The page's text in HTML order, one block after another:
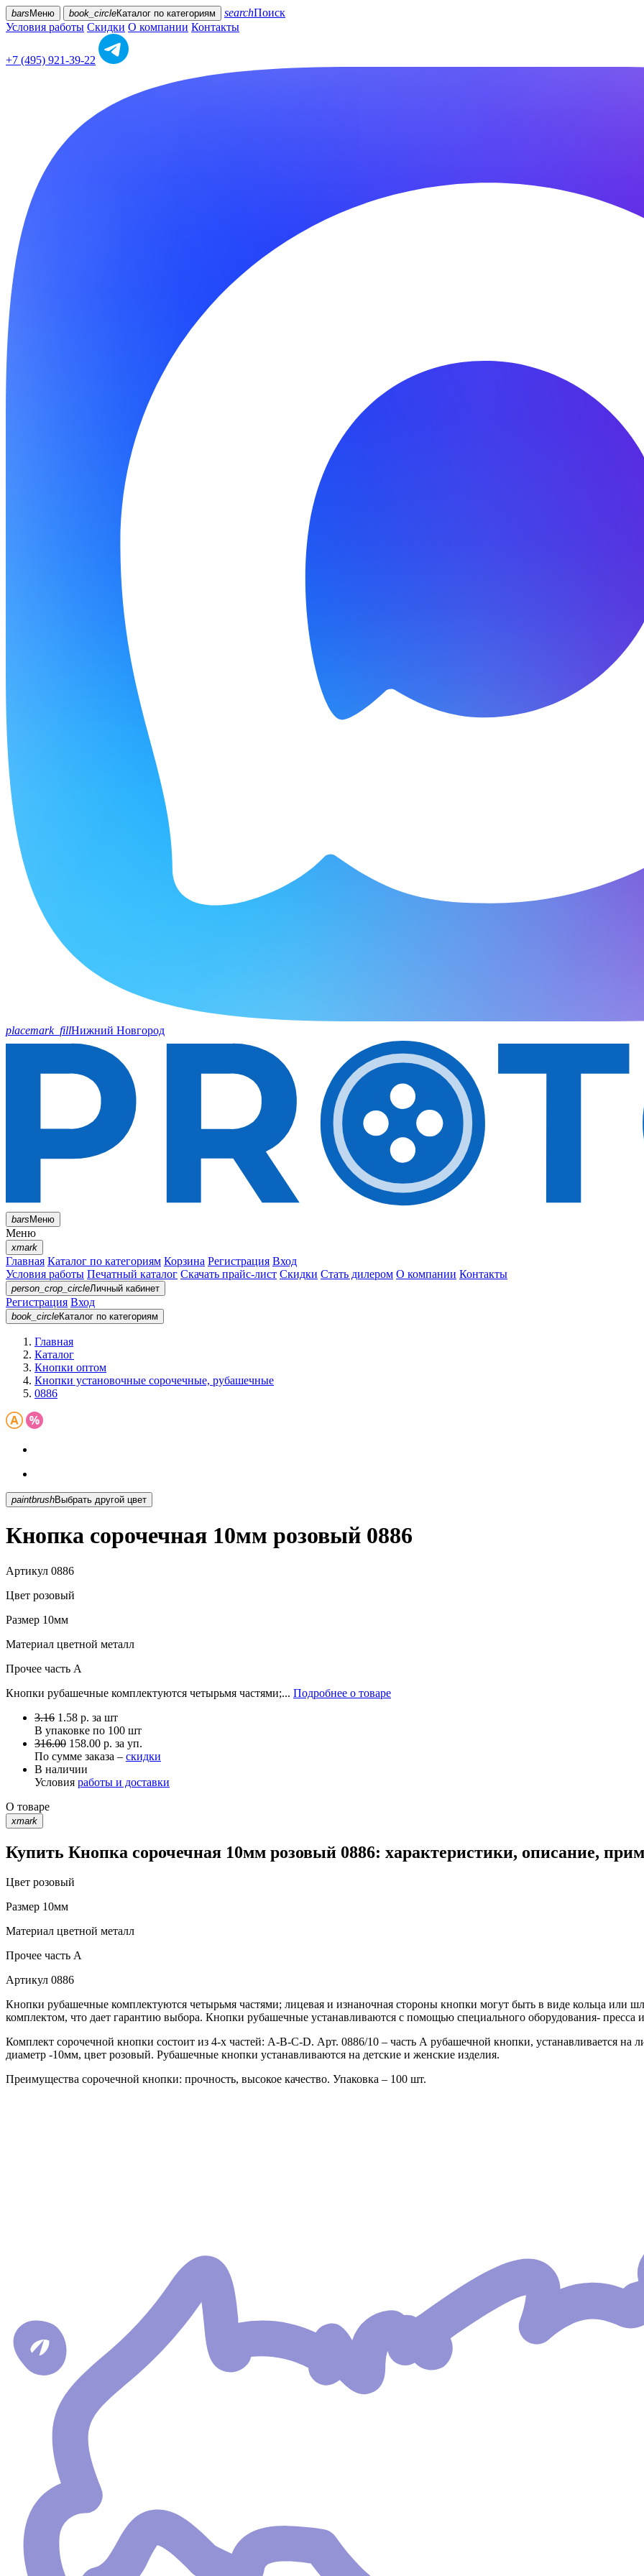
bars Меню book_circleКаталог по категориям searchПоиск
Условия работы Скидки О компании Контакты
+7 (495) 921-39-22
placemark_fillНижний Новгород
barsМеню
Меню
xmark
Главная Каталог по категориям Корзина Регистрация Вход
Условия работы Печатный каталог Скачать прайс-лист Скидки Стать дилером О компании Контакты
person_crop_circleЛичный кабинет
Регистрация Вход
book_circleКаталог по категориям
Главная
Каталог
Кнопки оптом
Кнопки установочные сорочечные, рубашечные
0886
paintbrush Выбрать другой цвет
Кнопка сорочечная 10мм розовый 0886
Артикул 0886
Цвет розовый
Размер 10мм
Материал цветной металл
Прочее часть A
Кнопки рубашечные комплектуются четырьмя частями;... Подробнее о товаре
3.16 1.58 р. за шт
В упаковке по 100 шт
316.00 158.00 р. за уп.
По сумме заказа – скидки
В наличии
Условия работы и доставки
О товаре
xmark
Купить Кнопка сорочечная 10мм розовый 0886: характеристики, описание,
Цвет розовый
Размер 10мм
Материал цветной металл
Прочее часть A
Артикул 0886
Кнопки рубашечные комплектуются четырьмя частями; лицевая и изнаночная стороны кнопки могут быть в виде кольца или
комплектом, что дает гарантию выбора. Кнопки рубашечные устанавливаются с помощью специального оборудования- пресса
Комплект сорочечной кнопки состоит из 4-х частей: А-В-С-D. Арт. 0886/10 – часть А рубашечной кнопки, устанавливается на
диаметр -10мм, цвет розовый. Рубашечные кнопки устанавливаются на детские и женские изделия.
Преимущества сорочечной кнопки: прочность, высокое качество. Упаковка – 100 шт.